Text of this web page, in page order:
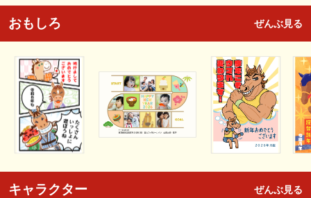
おもしろ ぜんぶ見る
キャラクター ぜんぶ見る